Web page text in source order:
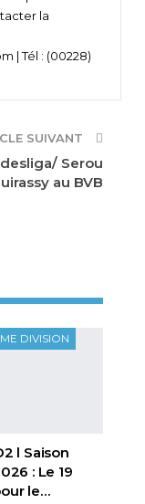
la
| Tél : (00228)
SUIVANT
Serou
au BVB
DIVISION
l Saison
: Le 19
le…